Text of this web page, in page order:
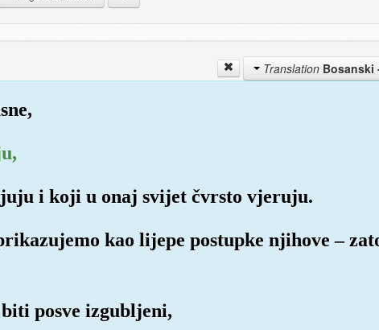
Bosanski
i koji u onaj svijet čvrsto vjeruju.
kao lijepe postupke njihove –
posve izgubljeni,